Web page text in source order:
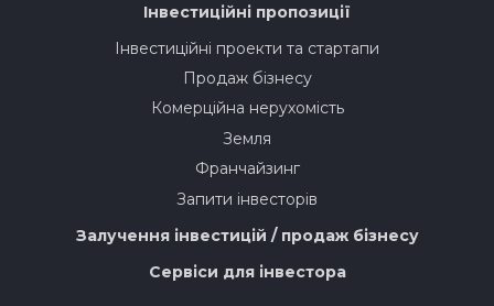
Інвестиційні пропозиції
Інвестиційні проекти та стартапи
Продаж бізнесу
Комерційна нерухомість
Земля
Франчайзинг
Запити інвесторів
Залучення інвестицій / продаж бізнесу
Сервіси для інвестора